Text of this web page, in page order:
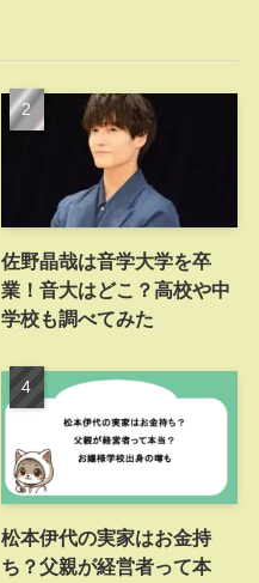
佐野晶哉は音学大学を卒
業！音大はどこ？高校や中
学校も調べてみた
松本伊代の実家はお金持
ち？父親が経営者って本